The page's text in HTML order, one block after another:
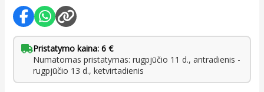
Pristatymo kaina: 6 €
Numatomas pristatymas: rugpjūčio 11 d., antradienis -
rugpjūčio 13 d., ketvirtadienis